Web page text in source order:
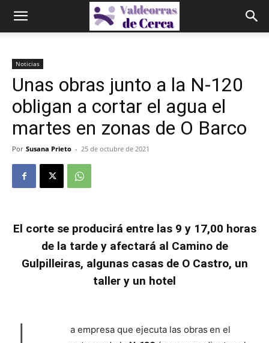
Noticias
Unas obras junto a la N-120
obligan a cortar el agua el
martes en zonas de O Barco
Por Susana Prieto - 25 de octubre de 2021
El corte se producirá entre las 9 y 17,00 horas
de la tarde y afectará al Camino de
Gulpilleiras, algunas casas de O Castro, un
taller y un hotel
a empresa que ejecuta las obras en el